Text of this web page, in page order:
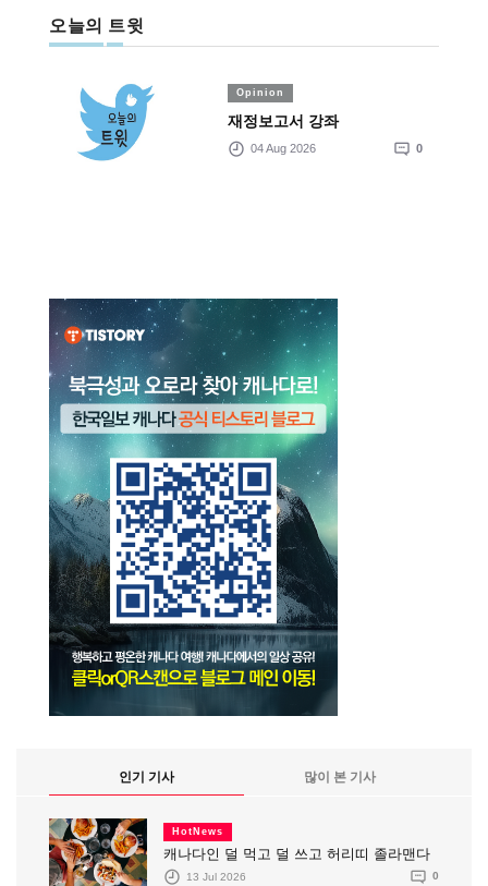
오늘의 트윗
Opinion
재정보고서 강좌
04 Aug 2026 0
인기 기사 많이 본 기사
HotNews
캐나다인 덜 먹고 덜 쓰고 허리띠 졸라맨다
13 Jul 2026 0